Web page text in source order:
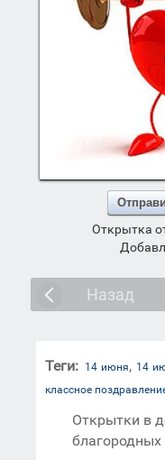
Открытка
Назад
Теги: 14 июня, 14
классное
Открытки в